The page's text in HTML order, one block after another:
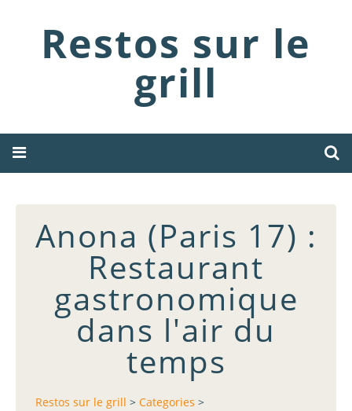
Restos sur le
grill
Anona (Paris 17) :
Restaurant
gastronomique
dans l'air du
temps
Restos sur le grill > Categories >